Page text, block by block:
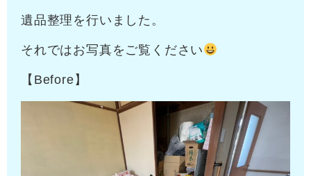
遺品整理を行いました。
それではお写真をご覧ください
【Before】